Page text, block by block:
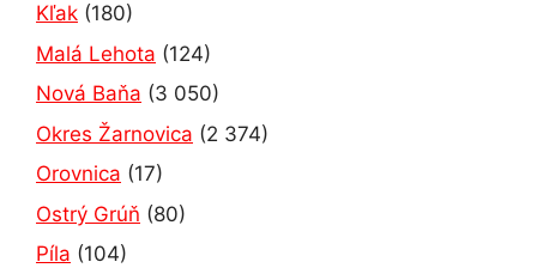
Kľak (180)
Malá Lehota (124)
Nová Baňa (3 050)
Okres Žarnovica (2 374)
Orovnica (17)
Ostrý Grúň (80)
Píla (104)